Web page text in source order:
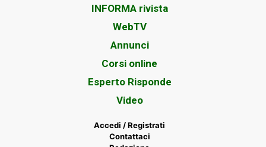
INFORMA rivista
WebTV
Annunci
Corsi online
Esperto Risponde
Video
Accedi / Registrati
Contattaci